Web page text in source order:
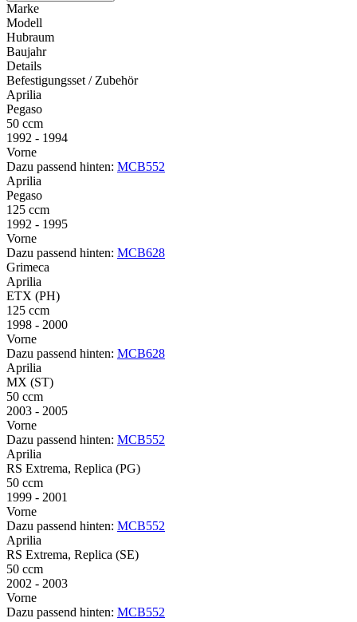
Marke
Modell
Hubraum
Baujahr
Details
Befestigungsset / Zubehör
Aprilia
Pegaso
50 ccm
1992 - 1994
Vorne
Dazu passend hinten: MCB552
Aprilia
Pegaso
125 ccm
1992 - 1995
Vorne
Dazu passend hinten: MCB628
Grimeca
Aprilia
ETX (PH)
125 ccm
1998 - 2000
Vorne
Dazu passend hinten: MCB628
Aprilia
MX (ST)
50 ccm
2003 - 2005
Vorne
Dazu passend hinten: MCB552
Aprilia
RS Extrema, Replica (PG)
50 ccm
1999 - 2001
Vorne
Dazu passend hinten: MCB552
Aprilia
RS Extrema, Replica (SE)
50 ccm
2002 - 2003
Vorne
Dazu passend hinten: MCB552